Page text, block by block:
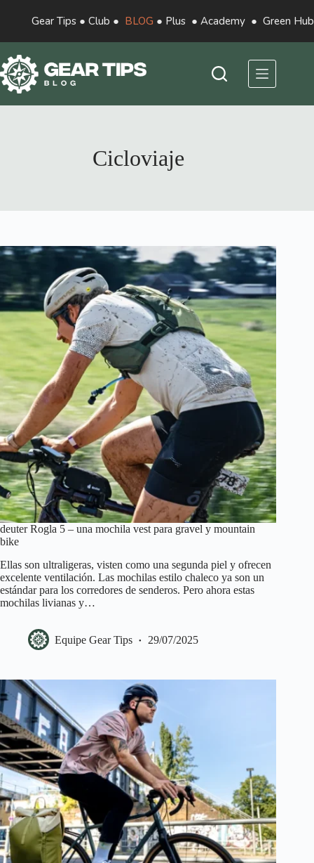
Gear Tips ● Club ● BLOG ● Plus ● Academy ● Green Hub
Cicloviaje
deuter Rogla 5 – una mochila vest para gravel y mountain
bike
Ellas son ultraligeras, visten como una segunda piel y ofrecen
excelente ventilación. Las mochilas estilo chaleco ya son un
estándar para los corredores de senderos. Pero ahora estas
mochilas livianas y…
Equipe Gear Tips 29/07/2025